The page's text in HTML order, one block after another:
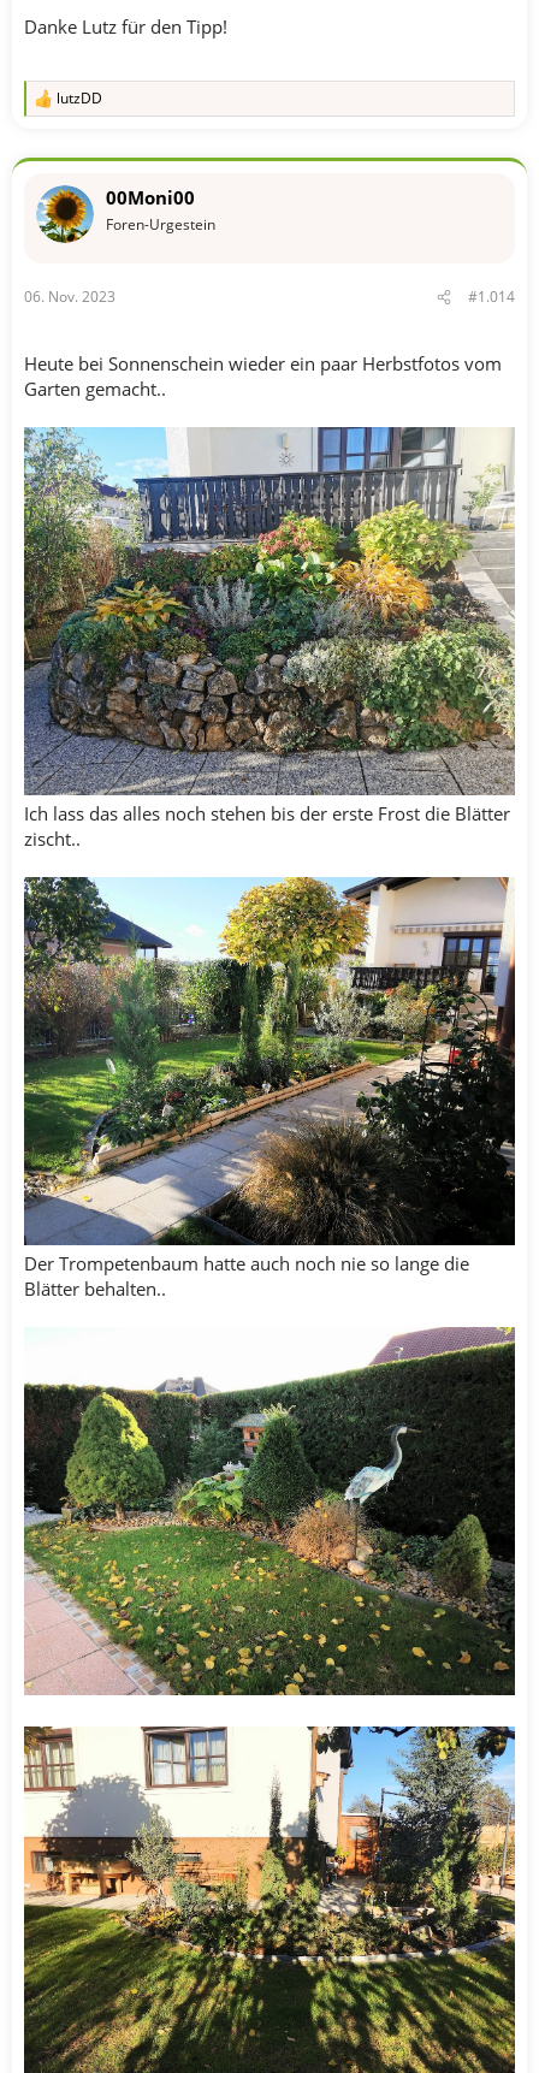
Danke Lutz für den Tipp!
R
k
o
:
lutzDD
00Moni00
Foren-Urgestein
06. Nov. 2023 #1.014
Heute bei Sonnenschein wieder ein paar Herbstfotos vom
Garten gemacht..
Ich lass das alles noch stehen bis der erste Frost die Blätter
zischt..
Der Trompetenbaum hatte auch noch nie so lange die
Blätter behalten..